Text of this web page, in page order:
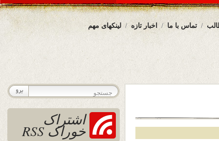
لینکهای مهم اخبار تازه تماس با ما
اشتراک
خوراک RSS